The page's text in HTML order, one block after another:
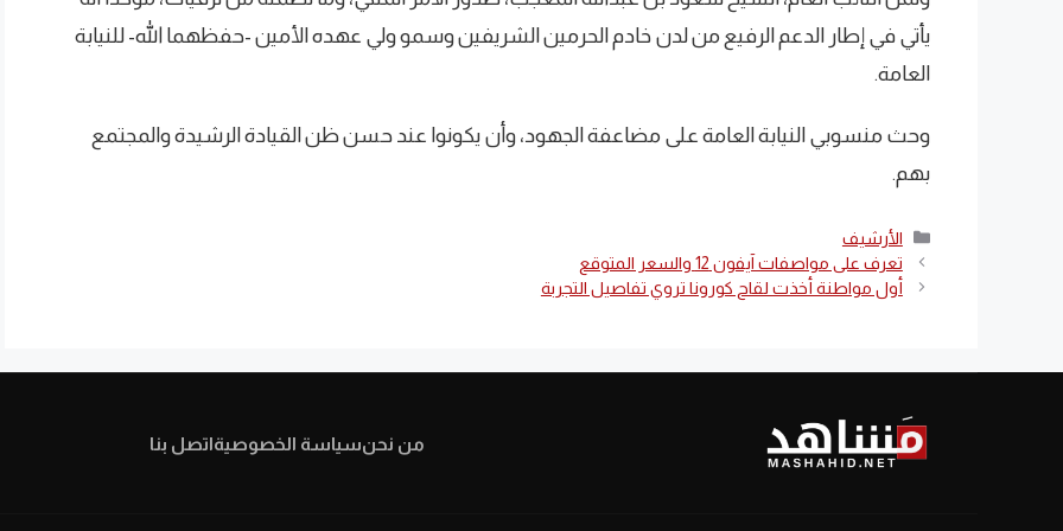
يأتي في إطار الدعم الرفيع من لدن خادم الحرمين الشريفين وسمو ولي عهده الأمين -حفظهما الله- للنيابة
العامة.
وحث منسوبي النيابة العامة على مضاعفة الجهود، وأن يكونوا عند حسن ظن القيادة الرشيدة والمجتمع
بهم.
التصنيفات
الأرشيف
تعرف على مواصفات آيفون 12 والسعر المتوقع
أول مواطنة أخذت لقاح كورونا تروي تفاصيل التجربة
من نحنسياسة الخصوصيةاتصل بنا